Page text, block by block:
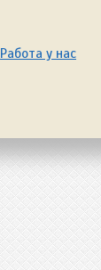
Работа у нас